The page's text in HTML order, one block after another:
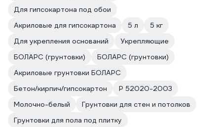
Для гипсокартона под обои
Акриловые для гипсокартона
5 л
5 кг
Для укрепления оснований
Укрепляющие
БОЛАРС (грунтовки)
БОЛАРС (грунтовки)
Акриловые грунтовки БОЛАРС
Бетон/кирпич/гипсокартон
Р 52020-2003
Молочно-белый
Грунтовки для стен и потолков
Грунтовки для пола под плитку